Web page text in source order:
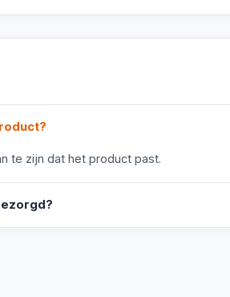
te zijn dat het product past.